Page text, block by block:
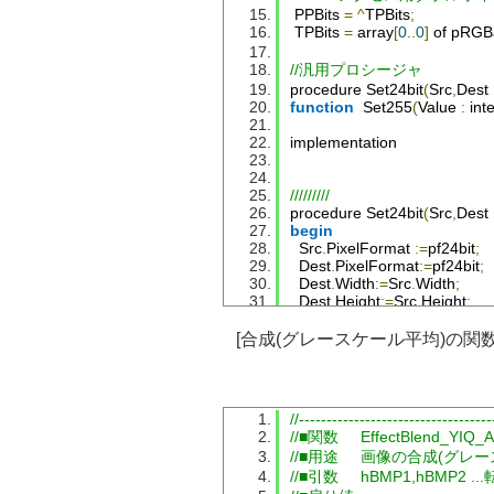
PPBits = ^TPBits;
TPBits = array[0. 0] of
//汎用プロシージャ
procedure Set24bit(Src Dest
function Set255(Value :
implementation
/////////
procedure Set24bit(Src Dest
begin
Src PixelFormat :=pf24bit;
Dest PixelFormat:=pf24bit;
Dest Width:=Src Width;
Dest Height:=Src Height;
if Value>=255 then
Result:=255
else if Value<=0 then
Result
else Result:=Value;
[合成(グレースケール平均)の関
//■関数
//■用途     画像の合成(グレ
//■引数     hBMP1,hBMP2 ...